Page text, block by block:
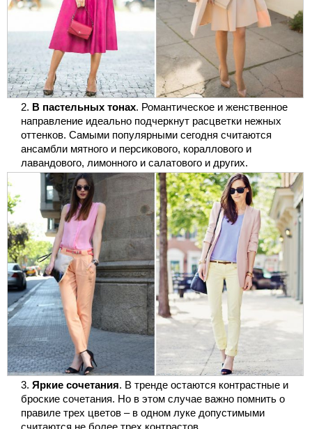
В пастельных тонах. Романтическое и женственное
направление идеально подчеркнут расцветки нежных
оттенков. Самыми популярными сегодня считаются
ансамбли мятного и персикового, кораллового и
лавандового, лимонного и салатового и других.
Яркие сочетания. В тренде остаются контрастные и
броские сочетания. Но в этом случае важно помнить о
правиле трех цветов – в одном луке допустимыми
считаются не более трех контрастов.